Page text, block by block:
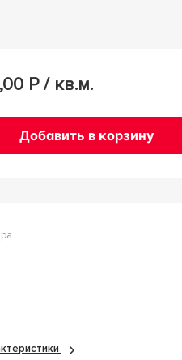
Р / кв.м.
Добавить в корзину